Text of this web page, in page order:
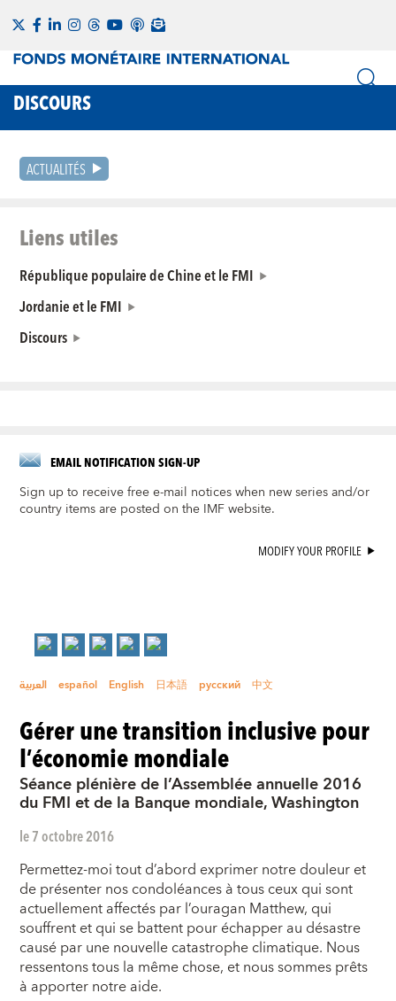
DISCOURS
ACTUALITÉS
Liens utiles
République populaire de Chine et le FMI
Jordanie et le FMI
Discours
EMAIL NOTIFICATION SIGN-UP
Sign up to receive free e-mail notices when new series and/or
country items are posted on the IMF website.
MODIFY YOUR PROFILE
العربية español English 日本語 русский 中文
Gérer une transition inclusive pour
l’économie mondiale
Séance plénière de l’Assemblée annuelle 2016
du FMI et de la Banque mondiale, Washington
le 7 octobre 2016
Permettez-moi tout d’abord exprimer notre douleur et
de présenter nos condoléances à tous ceux qui sont
actuellement affectés par l’ouragan Matthew, qui
souffrent et qui se battent pour échapper au désastre
causé par une nouvelle catastrophe climatique. Nous
ressentons tous la même chose, et nous sommes prêts
à apporter notre aide.